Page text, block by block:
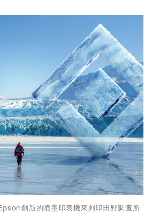
創新的噴墨印表機來列印田野調查所